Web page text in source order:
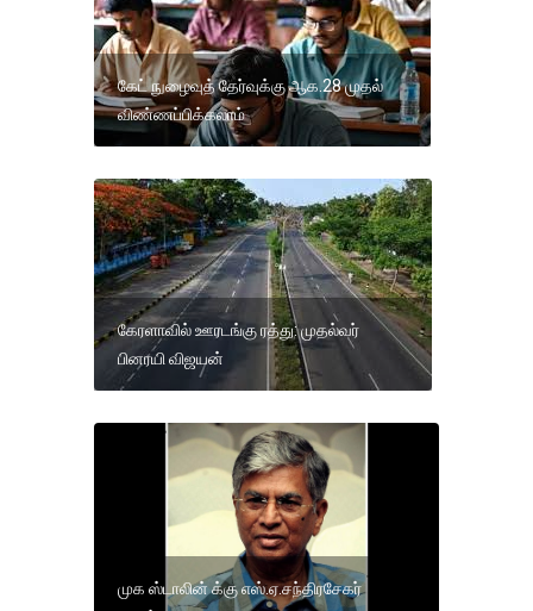
கேட் நுழைவுத் தேர்வுக்கு ஆக.28 முதல்
விண்ணப்பிக்கலாம்
கேரளாவில் ஊரடங்கு ரத்து: முதல்வர்
பினரயி விஜயன்
முக ஸ்டாலின் க்கு எஸ்.ஏ.சந்திரசேகர்